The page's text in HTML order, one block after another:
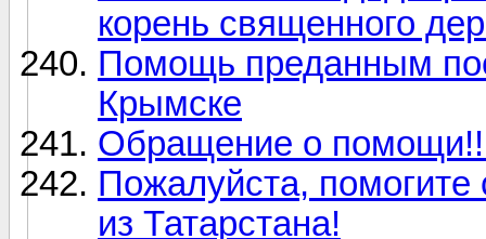
корень священного
Помощь преданным
Крымске
Обращение о
Пожалуйста, помогите
из Татарстана!